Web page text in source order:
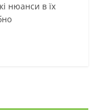
нюанси в їх